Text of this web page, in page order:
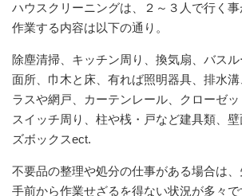
ハウスクリーニングは、２～３人で行く
作業する内容は以下の通り。
除塵清掃、キッチン周り、換気扇、バス
面所、巾木と床、有れば照明器具、排水
ラスや網戸、カーテンレール、クローゼ
スイッチ周り、柱や桟・戸など建具類、
ズボックスect.
不要品の整理や処分の仕事がある場合は
手前から作業せざるを得ない状況が多々で